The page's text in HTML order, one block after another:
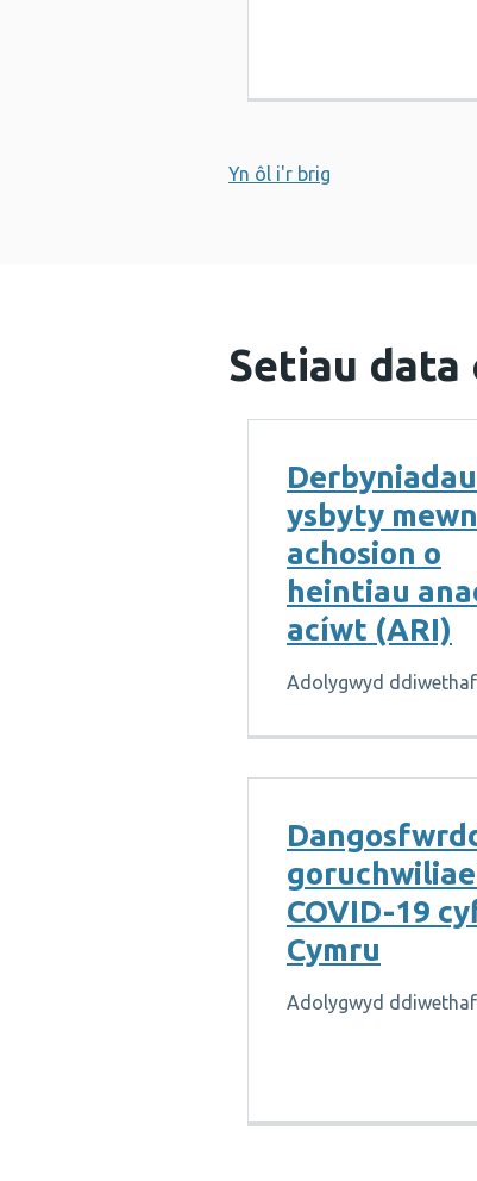
Yn ôl i'r brig
Setiau
Derbyniadau
ysbyty mewn
achosion o
heintiau
acíwt (ARI)
Adolygwyd
COVID-19
Cymru
Adolygwyd